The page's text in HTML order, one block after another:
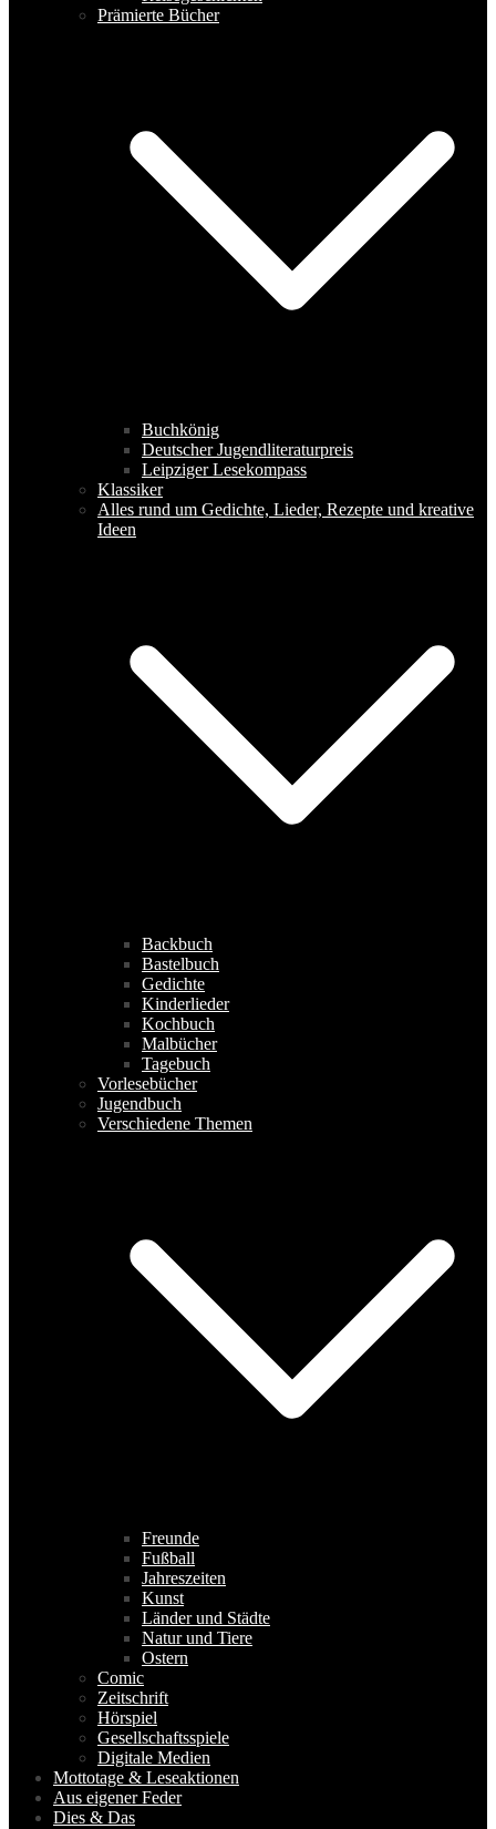
Prämierte Bücher
Buchkönig
Deutscher Jugendliteraturpreis
Leipziger Lesekompass
Klassiker
Alles rund um Gedichte, Lieder, Rezepte und kreative
Ideen
Backbuch
Bastelbuch
Gedichte
Kinderlieder
Kochbuch
Malbücher
Tagebuch
Vorlesebücher
Jugendbuch
Verschiedene Themen
Freunde
Fußball
Jahreszeiten
Kunst
Länder und Städte
Natur und Tiere
Ostern
Comic
Zeitschrift
Hörspiel
Gesellschaftsspiele
Digitale Medien
Mottotage & Leseaktionen
Aus eigener Feder
Dies & Das